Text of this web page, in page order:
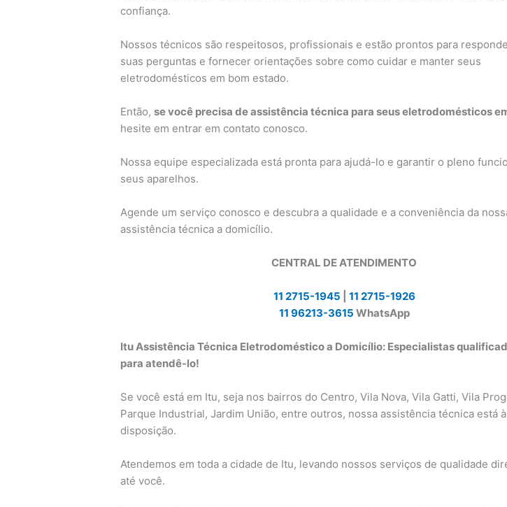
confiança.
Nossos técnicos são respeitosos, profissionais e estão prontos para
suas perguntas e fornecer orientações sobre como cuidar e manter seus
eletrodomésticos em bom estado.
Então,se você precisa de assistência técnica para seus eletrodomésticos
hesite em entrar em contato conosco.
Nossa equipe especializada está pronta para ajudá-lo e garantir o pleno
seus aparelhos.
Agende um serviço conosco e descubra a qualidade e a conveniência da
assistência técnica a domicílio.
CENTRAL DE ATENDIMENTO
11 2715-1945
11 2715-1926
11 96213-3615 WhatsApp
Itu Assistência Técnica Eletrodoméstico a Domicílio: Especialistas
para atendê-lo!
Se você está em Itu, seja nos bairros do Centro, Vila Nova, Vila Gatti, Vila
Parque Industrial, Jardim União, entre outros, nossa assistência técnica está
disposição.
Atendemos em toda a cidade de Itu, levando nossos serviços de qualidade
até você.